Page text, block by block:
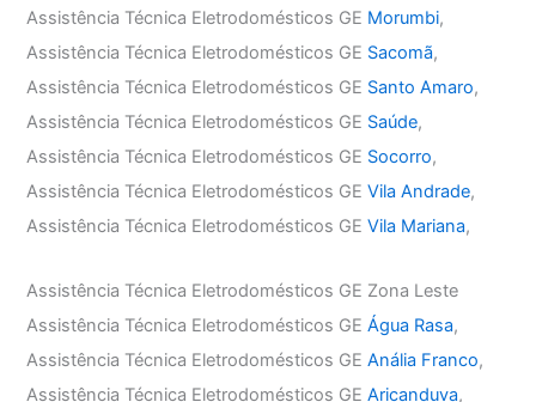
Assistência Técnica Eletrodomésticos GE Morumbi,
Assistência Técnica Eletrodomésticos GE Sacomã,
Assistência Técnica Eletrodomésticos GE Santo Amaro,
Assistência Técnica Eletrodomésticos GE Saúde,
Assistência Técnica Eletrodomésticos GE Socorro,
Assistência Técnica Eletrodomésticos GEVila Andrade,
Assistência Técnica Eletrodomésticos GEVila Mariana,
Assistência Técnica Eletrodomésticos GE Zona Leste
Assistência Técnica Eletrodomésticos GEÁgua Rasa,
Assistência Técnica Eletrodomésticos GEAnália Franco,
Assistência Técnica Eletrodomésticos GEAricanduva,